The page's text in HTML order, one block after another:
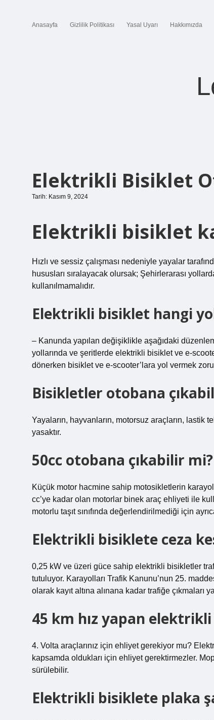
Anasayfa Gizlilik Politikası Yasal Uyarı Hakkımızda
Elektrikli Bisiklet
Tarih: Kasım 9, 2024
Elektrikli bisiklet
Hızlı ve sessiz çalışması nedeniyle yayalar
hususları sıralayacak olursak; Şehirlerarası
kullanılmamalıdır.
Elektrikli bisiklet hangi
– Kanunda yapılan değişiklikle aşağıdaki
yollarında ve şeritlerde elektrikli bisiklet ve e-
dönerken bisiklet ve e-scooter’lara yol vermek
Bisikletler otobana
Yayaların, hayvanların, motorsuz araçların,
yasaktır.
50cc otobana çıkabilir mi?
Küçük motor hacmine sahip motosikletlerin
cc’ye kadar olan motorlar binek araç ehliyeti ile
motorlu taşıt sınıfında değerlendirilmediği için
Elektrikli bisiklete ceza
0,25 kW ve üzeri güce sahip elektrikli bisikletler
tutuluyor. Karayolları Trafik Kanunu’nun 25.
olarak kayıt altına alınana kadar trafiğe çıkmaları
45 km hız yapan
4. Volta araçlarınız için ehliyet gerekiyor mu?
kapsamda oldukları için ehliyet gerektirmezler.
sürülebilir.
Elektrikli bisiklete plaka